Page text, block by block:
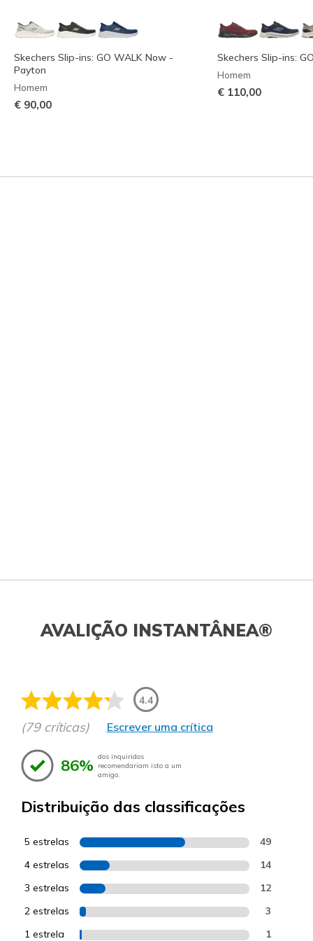
Skechers Slip-ins: GO WALK Now -
Payton
Homem
€ 90,00
Skechers Slip-ins:
Homem
€ 110,00
AVALIÇÃO INSTANTÂNEA®
4.4
(79 críticas) Escrever uma crítica
86% dos inquiridos
recomendariam isto a um
amigo.
Distribuição das classificações
5 estrelas 49
4 estrelas 14
3 estrelas 12
2 estrelas 3
1 estrela 1